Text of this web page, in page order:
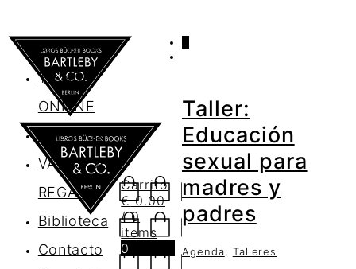
AGENDA
TIENDA
ONLINE
Nosotros
VALES DE
REGALO
Biblioteca
Contacto
Carrito
€0.00
/ 0
items
0
Taller:
Educación
sexual para
madres y
padres
Agenda, Talleres